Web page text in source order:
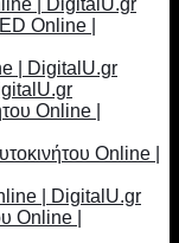
| DigitalU.gr
Online |
| DigitalU.gr
Online |
Online |
| DigitalU.gr
Online |